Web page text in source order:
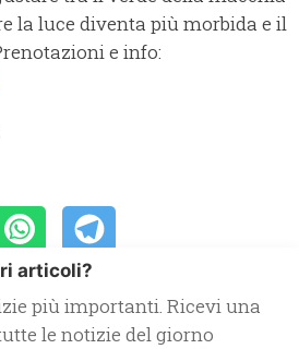
la luce diventa più morbida e il
e info:
articoli?
più importanti. Ricevi una
le notizie del giorno